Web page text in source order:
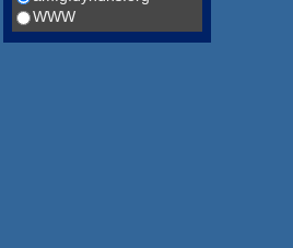
WWW